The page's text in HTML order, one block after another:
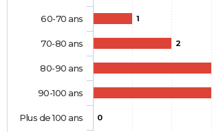
1
2
0
60-70 ans
70-80 ans
80-90 ans
90-100 ans
Plus de 100 ans